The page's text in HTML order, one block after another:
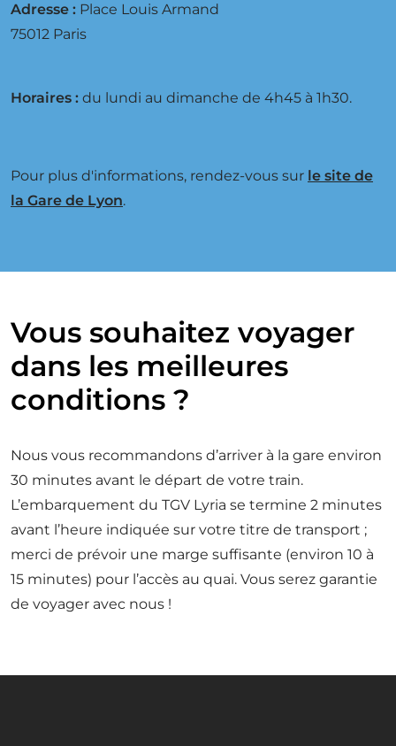
Adresse : Place Louis Armand
75012 Paris
Horaires : du lundi au dimanche de 4h45 à 1h30.
Pour plus d'informations, rendez-vous sur le site de
la Gare de Lyon.
Vous souhaitez voyager
dans les meilleures
conditions ?
Nous vous recommandons d’arriver à la gare environ
30 minutes avant le départ de votre train.
L’embarquement du TGV Lyria se termine 2 minutes
avant l’heure indiquée sur votre titre de transport ;
merci de prévoir une marge suffisante (environ 10 à
15 minutes) pour l’accès au quai. Vous serez garantie
de voyager avec nous !